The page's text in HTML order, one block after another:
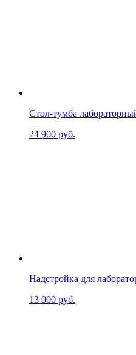
Стол-тумба
24 900 руб.
Надстройка для
13 000 руб.